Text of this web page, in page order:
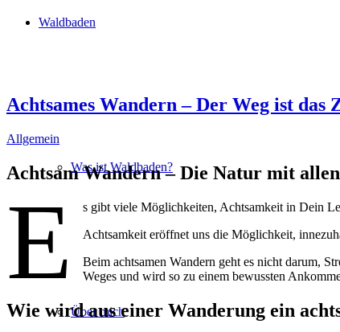
Waldbaden
Was ist Waldbaden?
Über mich
Achtsames Wandern – Der Weg ist das
Allgemein
Achtsam Wandern – Die Natur mit
E
s gibt viele Möglichkeiten, Achtsamkeit in Dein
Achtsamkeit eröffnet uns die Möglichkeit,
Beim achtsamen Wandern geht es nicht darum,
Weges und wird so zu einem bewussten
Wie wird aus einer Wanderung ein